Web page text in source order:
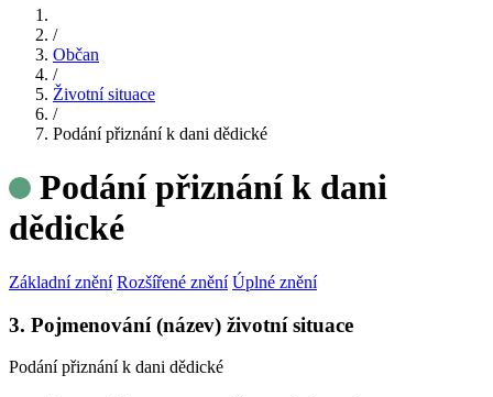
/
Občan
/
Životní situace
/
Podání přiznání k dani dědické
Podání přiznání k dani
dědické
Základní znění Rozšířené znění Úplné znění
3. Pojmenování (název) životní situace
Podání přiznání k dani dědické